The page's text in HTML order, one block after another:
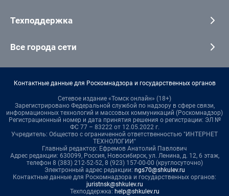
Техподдержка
Все города сети
Контактные данные для Роскомнадзора и государственных органов
Сетевое издание «Томск онлайн» (18+)
Зарегистрировано Федеральной службой по надзору в сфере связи,
информационных технологий и массовых коммуникаций (Роскомнадзор)
Регистрационный номер и дата принятия решения о регистрации: ЭЛ №
ФС 77 – 83222 от 12.05.2022 г.
Учредитель: Общество с ограниченной ответственностью "ИНТЕРНЕТ
ТЕХНОЛОГИИ"
Главный редактор: Ефремов Анатолий Павлович
Адрес редакции: 630099, Россия, Новосибирск, ул. Ленина, д. 12, 6 этаж,
телефон 8 (383) 212-52-52, 8 (923) 157-00-00 (круглосуточно)
Электронный адрес редакции: ngs70@shkulev.ru
Контактные данные для Роскомнадзора и государственных органов:
juristnsk@shkulev.ru
Техподдержка: help@shkulev.ru